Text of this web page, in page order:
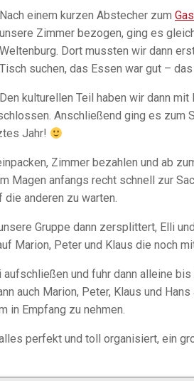
Nach einem kurzen Abstecher zum
unsere Zimmer bezogen, ging es
Weltenburg. Dort mussten wir dann
Tisch suchen, das Essen war gut –
Den kulturellen Teil haben wir dann mit
Anschließend ging es zum
Jahr!
Zimmer bezahlen und ab
Magen anfangs recht schnell zur
anderen zu warten.
Gruppe dann zersplittert, Elli
Marion, Peter und Klaus die noch
und fuhr dann alleine
auch Marion, Peter, Klaus und
in Empfang zu nehmen.
perfekt und toll organisiert, ein